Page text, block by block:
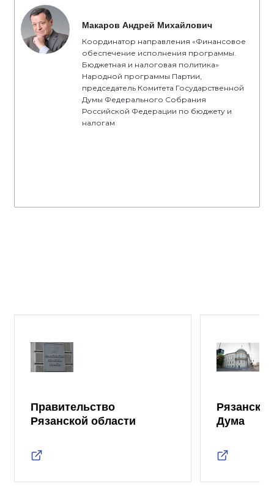
Макаров Андрей Михайлович
Координатор направления «Финансовое
обеспечение исполнения программы.
Бюджетная и налоговая политика»
Народной программы Партии,
председатель Комитета Государственной
Думы Федерального Собрания
Российской Федерации по бюджету и
налогам
Правительство
Рязанской области
Дума